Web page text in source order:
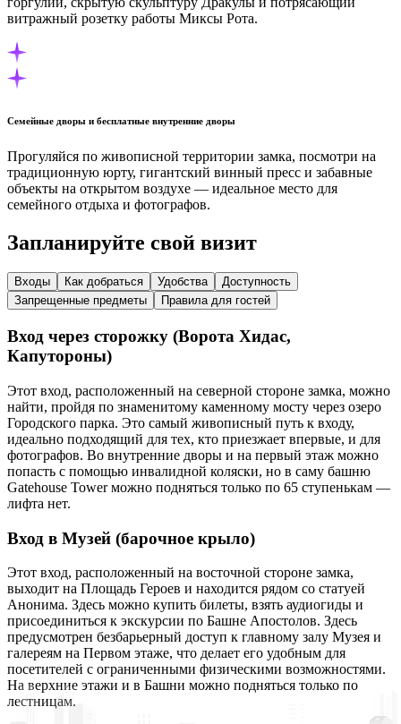
витражный розетку работы Миксы Рота.
Семейные дворы и бесплатные внутренние дворы
Прогуляйся по живописной территории замка, посмотри на
традиционную юрту, гигантский винный пресс и забавные
объекты на открытом воздухе — идеальное место для
семейного отдыха и фотографов.
Запланируйте свой визит
Входы Как добраться Удобства
Доступность
Запрещенные предметы
Правила для гостей
Вход через сторожку (Ворота Хидас,
Капутороны)
Этот вход, расположенный на северной стороне замка, можно
найти, пройдя по знаменитому каменному мосту через озеро
Городского парка. Это самый живописный путь к входу,
идеально подходящий для тех, кто приезжает впервые, и для
фотографов. Во внутренние дворы и на первый этаж можно
попасть с помощью инвалидной коляски, но в саму башню
Gatehouse Tower можно подняться только по 65 ступенькам —
лифта нет.
Вход в Музей (барочное крыло)
Этот вход, расположенный на восточной стороне замка,
выходит на Площадь Героев и находится рядом со статуей
Анонима. Здесь можно купить билеты, взять аудиогиды и
присоединиться к экскурсии по Башне Апостолов. Здесь
предусмотрен безбарьерный доступ к главному залу Музея и
галереям на Первом этаже, что делает его удобным для
посетителей с ограниченными физическими возможностями.
На верхние этажи и в Башни можно подняться только по
лестницам.